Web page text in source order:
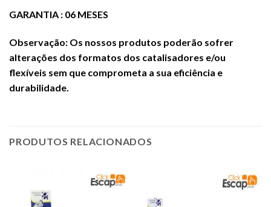
GARANTIA : 06 MESES
Observação: Os nossos produtos poderão sofrer
alterações dos formatos dos catalisadores e/ou
flexíveis sem que comprometa a sua eficiência e
durabilidade.
PRODUTOS RELACIONADOS